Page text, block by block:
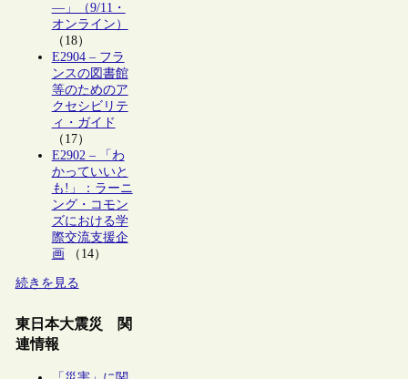
―」（9/11・
オンライン）
（18）
E2904 – フラ
ンスの図書館
等のためのア
クセシビリテ
ィ・ガイド
（17）
E2902 – 「わ
かっていいと
も!」：ラーニ
ング・コモン
ズにおける学
際交流支援企
画 （14）
続きを見る
東日本大震災 関
連情報